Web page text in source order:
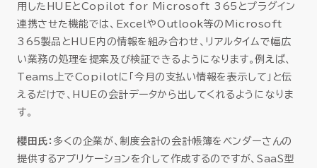
用したHUEとCopilot for Microsoft 365とプラグイン
連携させた機能では、ExcelやOutlook等のMicrosoft
365製品とHUE内の情報を組み合わせ、リアルタイムで幅広
い業務の処理を提案及び検証できるようになります。例えば、
Teams上でCopilotに「今月の支払い情報を表示して」と伝
えるだけで、HUEの会計データから出してくれるようになりま
す。
櫻田氏： 多くの企業が、制度会計の会計帳簿をベンダーさんの
提供するアプリケーションを介して作成するのですが、SaaS型